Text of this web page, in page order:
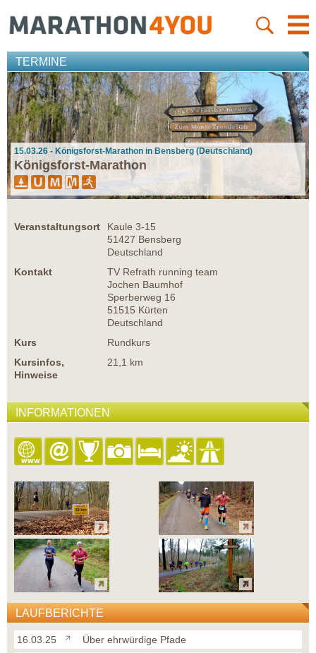
TERMINE
15.03.26 - Königsforst-Marathon in Bensberg (Deutschland)
Königsforst-Marathon
Veranstaltungsort
Kaule 3-15
51427 Bensberg
Deutschland
Kontakt
TV Refrath running team
Jochen Baumhof
Sperberweg 16
51515 Kürten
Deutschland
Kurs
Rundkurs
Kursinfos,
Hinweise
21,1 km
INFORMATIONEN
LAUFBERICHTE
16.03.25
Über ehrwürdige Pfade